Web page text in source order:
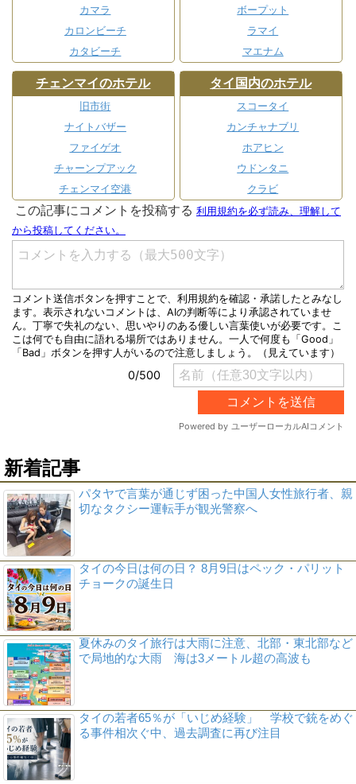
カマラ
カロンビーチ
カタビーチ
ボープット
ラマイ
マエナム
チェンマイのホテル
旧市街
ナイトバザー
ファイゲオ
チャーンプアック
チェンマイ空港
タイ国内のホテル
スコータイ
カンチャナブリ
ホアヒン
ウドンタニ
クラビ
新着記事
パタヤで言葉が通じず困った中国人女性旅行者、親
切なタクシー運転手が観光警察へ
タイの今日は何の日？ 8月9日はペック・パリット
チョークの誕生日
夏休みのタイ旅行は大雨に注意、北部・東北部など
で局地的な大雨 海は3メートル超の高波も
タイの若者65％が「いじめ経験」 学校で銃をめぐ
る事件相次ぐ中、過去調査に再び注目